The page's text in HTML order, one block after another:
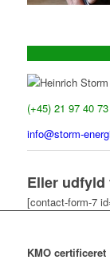
Heinrich Storm
(+45) 21 97 40 73
info@storm-
Eller
[contact-form-7
KMO certificeret